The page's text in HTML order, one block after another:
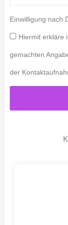
Einwilligung nach
Hiermit erkläre
gemachten
der